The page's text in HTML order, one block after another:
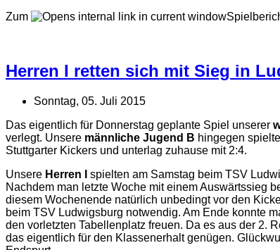
Zum
Herren I retten sich mit Sieg in
Sonntag, 05. Juli 2015
Das eigentlich für Donnerstag geplante Spiel unserer
verlegt. Unsere männliche Jugend B hingegen
Stuttgarter Kickers und unterlag zuhause mit 2:4.
Unsere Herren I
spielten am Samstag beim TSV
Nachdem man letzte Woche mit einem Auswärtssieg
diesem Wochenende natürlich unbedingt vor den
beim TSV Ludwigsburg notwendig. Am Ende konnte
den vorletzten Tabellenplatz freuen. Da es aus der 2.
das eigentlich für den Klassenerhalt genügen.